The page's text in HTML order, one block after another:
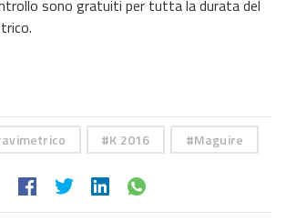
sono gratuiti per tutta la durata del
K 2016 Maguire